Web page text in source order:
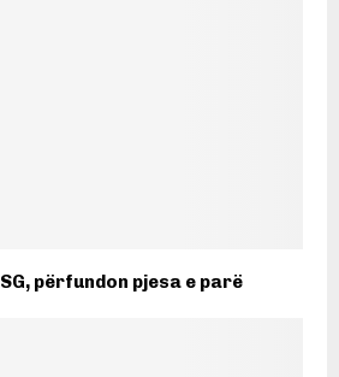
përfundon pjesa e parë